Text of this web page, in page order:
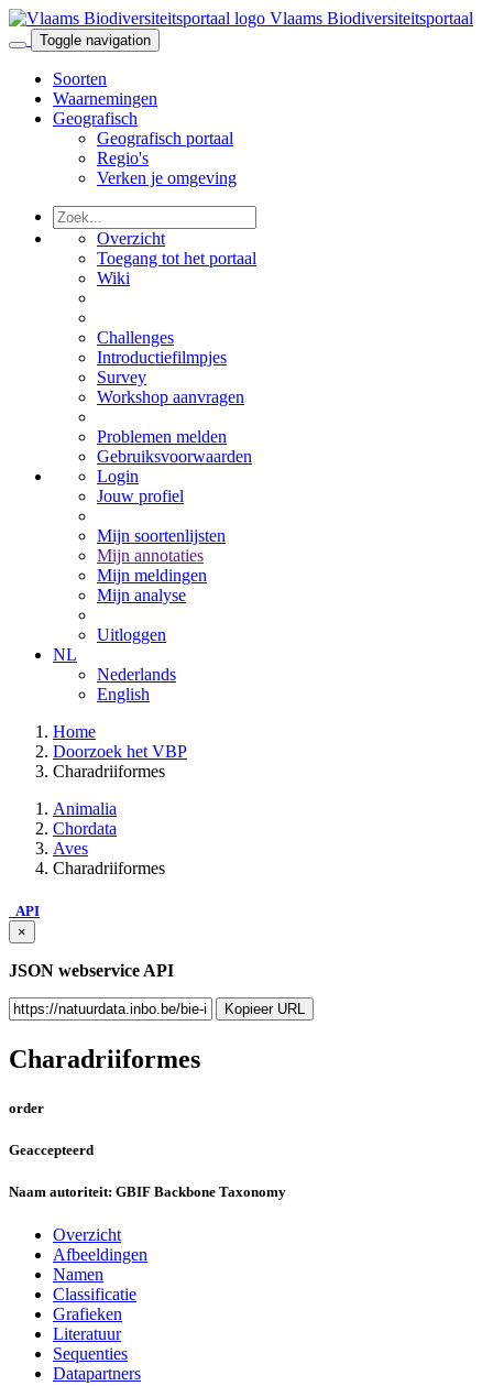
Vlaams Biodiversiteitsportaal
Toggle navigation
Soorten
Waarnemingen
Geografisch
Geografisch portaal
Regio's
Verken je omgeving
Overzicht
Toegang tot het portaal
Wiki
Challenges
Introductiefilmpjes
Survey
Workshop aanvragen
Problemen melden
Gebruiksvoorwaarden
Login
Jouw profiel
Mijn soortenlijsten
Mijn annotaties
Mijn meldingen
Mijn analyse
Uitloggen
NL
Nederlands
English
Home
Doorzoek het VBP
Charadriiformes
Animalia
Chordata
Aves
Charadriiformes
API
×
JSON webservice API
Kopieer URL
Charadriiformes
order
Geaccepteerd
Naam autoriteit: GBIF Backbone Taxonomy
Overzicht
Afbeeldingen
Namen
Classificatie
Grafieken
Literatuur
Sequenties
Datapartners